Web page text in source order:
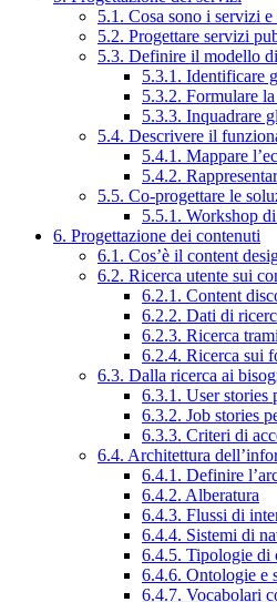
5.1. Cosa sono i servizi
5.2. Progettare servizi
5.3. Definire il modello
5.3.1. Identificare
5.3.2. Formulare
5.3.3. Inquadrare
5.4. Descrivere il
5.4.1. Mappare
5.4.2.
5.5. Co-progettare le
5.5.1. Workshop
6. Progettazione dei contenuti
6.1. Cos’è il content
6.2. Ricerca utente sui
6.2.1. Content
6.2.2. Dati di
6.2.3. Ricerca
6.2.4. Ricerca sui
6.3. Dalla ricerca ai
6.3.1. User stories
6.3.2. Job stories
6.3.3. Criteri di
6.4. Architettura
6.4.1. Definire
6.4.2. Alberatura
6.4.3. Flussi di
6.4.4. Sistemi di
6.4.5. Tipologie di
6.4.6. Ontologie e
6.4.7. Vocabolari